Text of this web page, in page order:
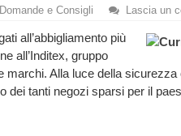
Domande e Consigli Lascia un
all’abbigliamento più
all’Inditex, gruppo
marchi. Alla luce della
dei tanti negozi sparsi per il